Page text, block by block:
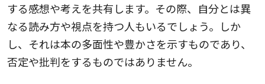
する感想や考えを共有します。その際、自分とは異
なる読み方や視点を持つ人もいるでしょう。しか
し、それは本の多面性や豊かさを示すものであり、
否定や批判をするものではありません。